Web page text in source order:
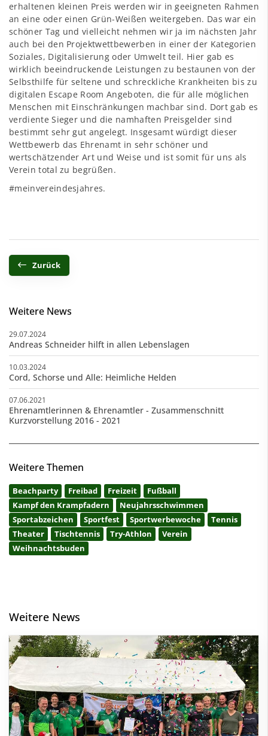
erhaltenen kleinen Preis werden wir in geeigneten Rahmen
an eine oder einen Grün-Weißen weitergeben. Das war ein
schöner Tag und vielleicht nehmen wir ja im nächsten Jahr
auch bei den Projektwettbewerben in einer der Kategorien
Soziales, Digitalisierung oder Umwelt teil. Hier gab es
wirklich beeindruckende Leistungen zu bestaunen von der
Selbsthilfe für seltene und schreckliche Krankheiten bis zu
digitalen Escape Room Angeboten, die für alle möglichen
Menschen mit Einschränkungen machbar sind. Dort gab es
verdiente Sieger und die namhaften Preisgelder sind
bestimmt sehr gut angelegt. Insgesamt würdigt dieser
Wettbewerb das Ehrenamt in sehr schöner und
wertschätzender Art und Weise und ist somit für uns als
Verein total zu begrüßen.
#meinvereindesjahres.
Zurück
Weitere News
29.07.2024
Andreas Schneider hilft in allen Lebenslagen
10.03.2024
Cord, Schorse und Alle: Heimliche Helden
07.06.2021
Ehrenamtlerinnen & Ehrenamtler - Zusammenschnitt
Kurzvorstellung 2016 - 2021
Weitere Themen
Beachparty Freibad Freizeit
Fußball
Kampf den Krampfadern
Neujahrsschwimmen
Sportabzeichen
Sportfest Sportwerbewoche
Tennis
Theater
Tischtennis Try-Athlon
Verein
Weihnachtsbuden
Weitere News